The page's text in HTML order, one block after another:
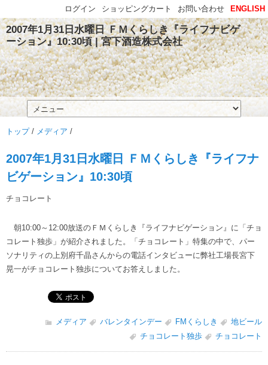
2007年1月31日水曜日 ＦＭくらしき『ライフナビゲ
ーション』10:30頃 | 宮下酒造株式会社
トップ/ メディア /
2007年1月31日水曜日 ＦＭくらしき『ライフナ
ビゲーション』10:30頃
チョコレート
朝10:00～12:00放送のＦＭくらしき『ライフナビゲーション』に「チョ
コレート独歩」が紹介されました。「チョコレート」特集の中で、パー
ソナリティの上別府千晶さんからの電話インタビューに弊社工場長宮下
晃一がチョコレート独歩についてお答えしました。
メディア バレンタインデー FMくらしき
地ビール
チョコレート独歩
チョコレート
ENGLISH
お問い合わせ
ショッピングカート
ログイン